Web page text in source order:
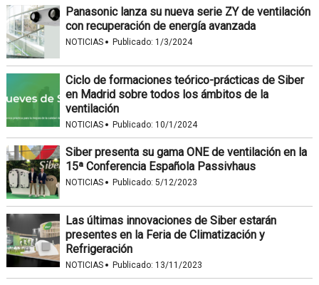
Panasonic lanza su nueva serie ZY de ventilación
con recuperación de energía avanzada
NOTICIAS · Publicado: 1/3/2024
Ciclo de formaciones teórico-prácticas de Siber
en Madrid sobre todos los ámbitos de la
ventilación
NOTICIAS · Publicado: 10/1/2024
Siber presenta su gama ONE de ventilación en la
15ª Conferencia Española Passivhaus
NOTICIAS · Publicado: 5/12/2023
Las últimas innovaciones de Siber estarán
presentes en la Feria de Climatización y
Refrigeración
NOTICIAS · Publicado: 13/11/2023